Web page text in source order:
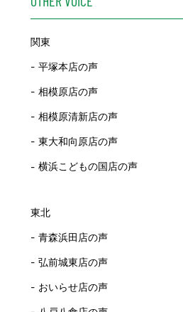
関東
平塚本店の声
相模原店の声
相模原清新店の声
東大和向原店の声
横浜こどもの国店の声
東北
青森浜田店の声
弘前城東店の声
おいらせ店の声